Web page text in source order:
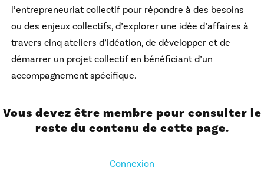
l’entrepreneuriat collectif pour répondre à des besoins
ou des enjeux collectifs, d’explorer une idée d’affaires à
travers cinq ateliers d’idéation, de développer et de
démarrer un projet collectif en bénéficiant d’un
accompagnement spécifique.
Vous devez être membre pour consulter le
reste du contenu de cette page.
Connexion